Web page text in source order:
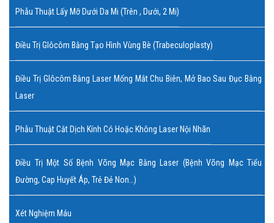
Phẫu Thuật Lấy Mỡ Dưới Da Mi (trên , Dưới, 2 Mi)
Điều Trị Glôcôm Bằng Tạo Hình Vùng Bè (Trabeculoplasty)
Điều Trị Glôcôm Bằng Laser Mống Mắt Chu Biên, Mở Bao Sau Đục Bằng
Laser
Phẫu Thuật Cắt Dịch Kính Có Hoặc Không Laser Nội Nhãn
Điều Trị Một Số Bệnh Võng Mạc Bằng Laser (bệnh Võng Mạc Tiểu
Đường, Cap Huyết Áp, Trẻ Đẻ Non…)
Xét Nghiệm Máu